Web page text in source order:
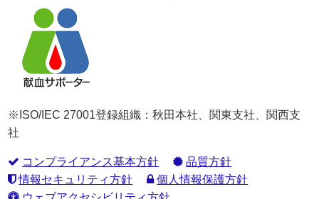
※ISO/IEC 27001登録組織：秋田本社、関東支社、関西支
社
コンプライアンス基本方針
品質方針
情報セキュリティ方針
個人情報保護方針